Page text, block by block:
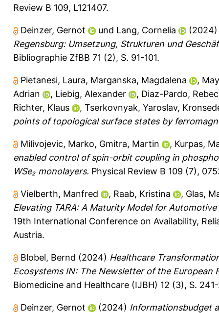
Review B 109, L121407.
Deinzer, Gernot und Lang, Cornelia
Regensburg: Umsetzung, Strukturen und
Bibliographie ZfBB 71 (2), S. 91-101.
Pietanesi, Laura, Marganska, Magdalena ,
Adrian
, Liebig, Alexander , Diaz-Pardo,
Richter, Klaus
, Tserkovnyak, Yaroslav,
points of topological surface states by
Milivojevic, Marko, Gmitra, Martin , Kurpas,
enabled control of spin-orbit coupling in
WSe₂ monolayers. Physical Review B 109 (7),
Vielberth, Manfred , Raab, Kristina , Glas,
Elevating TARA: A Maturity Model for
19th International Conference on Availability,
Austria.
Blobel, Bernd (2024) Healthcare
Ecosystems IN: The Newsletter of the European
Biomedicine and Healthcare (IJBH) 12 (3), S.
Deinzer, Gernot (2024) Informationsbudget